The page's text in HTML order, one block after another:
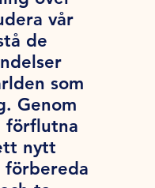
vår
de
som
Genom
förflutna
nytt